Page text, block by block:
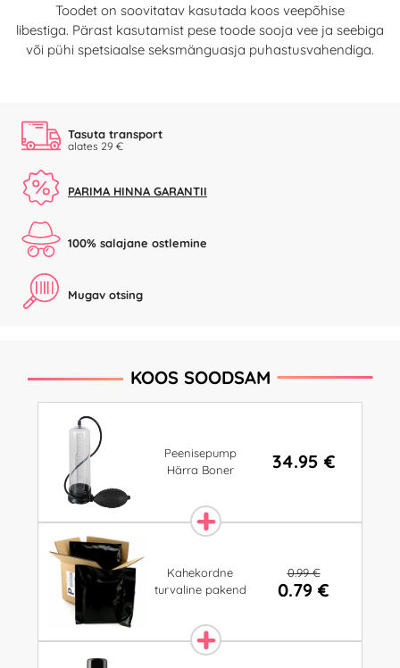
Toodet on soovitatav kasutada koos veepõhise
libestiga. Pärast kasutamist pese toode sooja vee ja seebiga
või pühi spetsiaalse seksmänguasja puhastusvahendiga.
Tasuta transport
alates 29 €
PARIMA HINNA GARANTII
100% salajane ostlemine
Mugav otsing
KOOS SOODSAM
Peenisepump
Härra Boner
34.95 €
Kahekordne
turvaline pakend
0.99 €
0.79 €